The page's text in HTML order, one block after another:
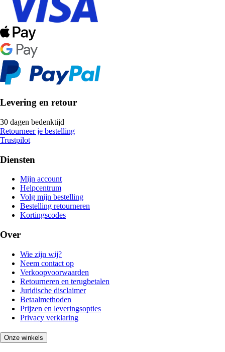
Levering en retour
30 dagen bedenktijd
Retourneer je bestelling
Trustpilot
Diensten
Mijn account
Helpcentrum
Volg mijn bestelling
Bestelling retourneren
Kortingscodes
Over
Wie zijn wij?
Neem contact op
Verkoopvoorwaarden
Retourneren en terugbetalen
Juridische disclaimer
Betaalmethoden
Prijzen en leveringsopties
Privacy verklaring
Onze winkels